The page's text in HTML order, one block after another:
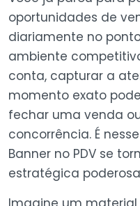
oportunidades de
diariamente no
ambiente
conta, capturar a
momento exato
fechar uma venda
concorrência. É
Banner no PDV se
estratégica